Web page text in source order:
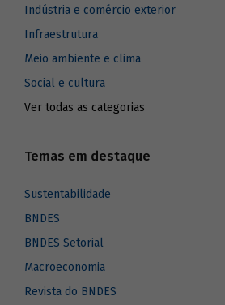
Indústria e comércio exterior
Infraestrutura
Meio ambiente e clima
Social e cultura
Ver todas as categorias
Temas em destaque
Sustentabilidade
BNDES
BNDES Setorial
Macroeconomia
Revista do BNDES